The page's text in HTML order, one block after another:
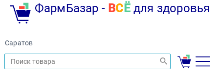
ФармБазар - ВС Ёдля здоровья
Саратов